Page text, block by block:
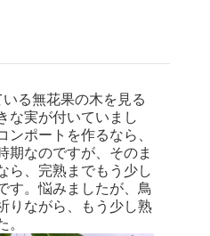
る無花果の木を見る
な実が付いていまし
ンポートを作るなら、
期なのですが、そのま
ら、完熟までもう少し
す。悩みましたが、鳥
りながら、もう少し熟
。